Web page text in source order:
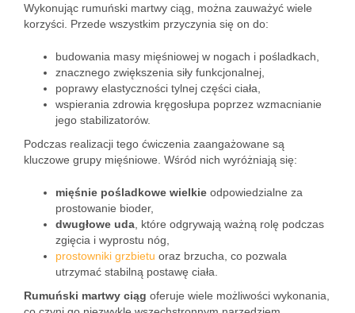
Wykonując rumuński martwy ciąg, można zauważyć wiele
korzyści. Przede wszystkim przyczynia się on do:
budowania masy mięśniowej w nogach i pośladkach,
znacznego zwiększenia siły funkcjonalnej,
poprawy elastyczności tylnej części ciała,
wspierania zdrowia kręgosłupa poprzez wzmacnianie
jego stabilizatorów.
Podczas realizacji tego ćwiczenia zaangażowane są
kluczowe grupy mięśniowe. Wśród nich wyróżniają się:
mięśnie pośladkowe wielkie odpowiedzialne za
prostowanie bioder,
dwugłowe uda , które odgrywają ważną rolę podczas
zgięcia i wyprostu nóg,
prostowniki grzbietu oraz brzucha, co pozwala
utrzymać stabilną postawę ciała.
Rumuński martwy ciąg oferuje wiele możliwości wykonania,